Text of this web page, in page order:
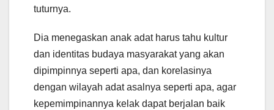
tuturnya.
Dia menegaskan anak adat harus tahu kultur
dan identitas budaya masyarakat yang akan
dipimpinnya seperti apa, dan korelasinya
dengan wilayah adat asalnya seperti apa, agar
kepemimpinannya kelak dapat berjalan baik